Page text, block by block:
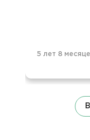
5 лет 8